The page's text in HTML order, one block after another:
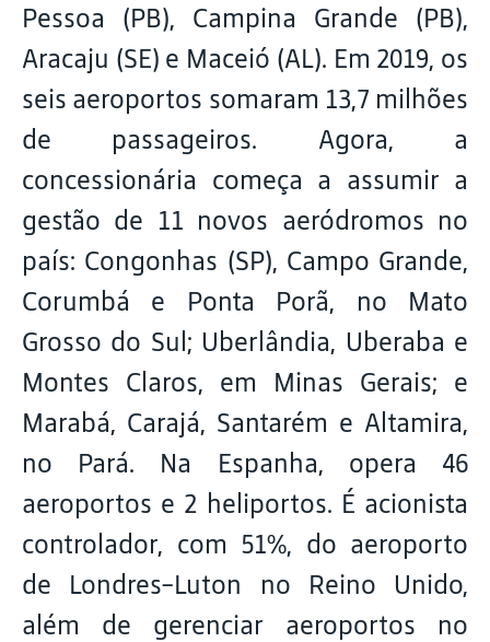
Pessoa (PB), Campina Grande (PB),
Aracaju (SE) e Maceió (AL). Em 2019, os
seis aeroportos somaram 13,7 milhões
de passageiros. Agora, a
concessionária começa a assumir a
gestão de 11 novos aeródromos no
país: Congonhas (SP), Campo Grande,
Corumbá e Ponta Porã, no Mato
Grosso do Sul; Uberlândia, Uberaba e
Montes Claros, em Minas Gerais; e
Marabá, Carajá, Santarém e Altamira,
no Pará. Na Espanha, opera 46
aeroportos e 2 heliportos. É acionista
controlador, com 51%, do aeroporto
de Londres-Luton no Reino Unido,
além de gerenciar aeroportos no